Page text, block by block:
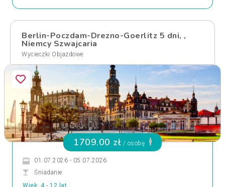
Berlin-Poczdam-Drezno-Goerlitz 5 dni, ,
Niemcy Szwajcaria
Wycieczki Objazdowe
1709.00 zł / osobę
01.07.2026 - 05.07.2026
Śniadanie
Wiek: 4 - 12 lat